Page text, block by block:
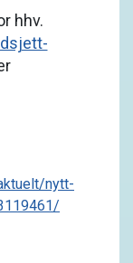
hhv.
nytt-